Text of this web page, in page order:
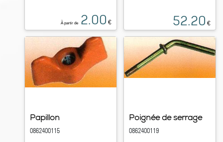
À partir de 2.00 € 52.20 €
Papillon
0862400115
Poignée de serrage
0862400119